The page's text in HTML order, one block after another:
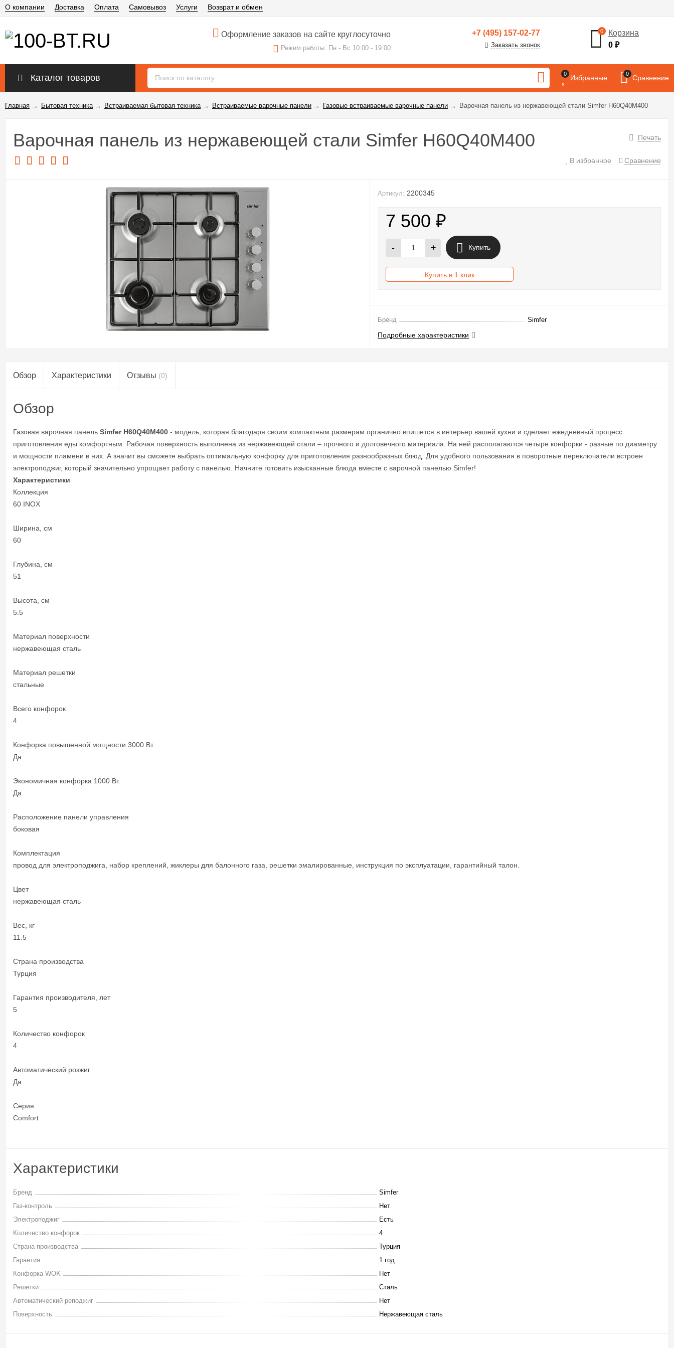
О компании Доставка Оплата Самовывоз Услуги Возврат и обмен
Оформление заказов на сайте круглосуточно
Режим работы: Пн - Вс 10:00 - 19:00
+7 (495) 157-02-77
Заказать звонок
0
Корзина
0₽
Каталог товаров 0 Избранные 0 Сравнение
Главная → Бытовая техника→ Встраиваемая бытовая техника→ Встраиваемые варочные панели → Газовые встраиваемые варочные панели → Варочная панель из нержавеющей стали Simfer H60Q40M400
Печать
Варочная панель из нержавеющей стали Simfer H60Q40M400
В избранное Сравнение
Артикул: 2200345
7 500₽
- + Купить
Купить в 1 клик
Бренд Simfer
Подробные характеристики
Обзор Характеристики Отзывы (0)
Обзор
Газовая варочная панель Simfer H60Q40M400 - модель, которая благодаря своим компактным размерам органично впишется в интерьер вашей кухни и сделает ежедневный процесс
приготовления еды комфортным. Рабочая поверхность выполнена из нержавеющей стали – прочного и долговечного материала. На ней располагаются четыре конфорки - разные по диаметру
и мощности пламени в них. А значит вы сможете выбрать оптимальную конфорку для приготовления разнообразных блюд. Для удобного пользования в поворотные переключатели встроен
электроподжиг, который значительно упрощает работу с панелью. Начните готовить изысканные блюда вместе с варочной панелью Simfer!
Характеристики
Коллекция
60 INOX
Ширина, см
60
Глубина, см
51
Высота, см
5.5
Материал поверхности
нержавеющая сталь
Материал решетки
стальные
Всего конфорок
4
Конфорка повышенной мощности 3000 Вт.
Да
Экономичная конфорка 1000 Вт.
Да
Расположение панели управления
боковая
Комплектация
провод для электроподжига, набор креплений, жиклеры для балонного газа, решетки эмалированные, инструкция по эксплуатации, гарантийный талон.
Цвет
нержавеющая сталь
Вес, кг
11.5
Страна производства
Турция
Гарантия производителя, лет
5
Количество конфорок
4
Автоматический розжиг
Да
Серия
Comfort
Характеристики
Бренд
Simfer
Газ-контроль
Нет
Электроподжиг
Есть
Количество конфорок
4
Страна производства
Турция
Гарантия
1 год
Конфорка WOK
Нет
Решетки
Сталь
Автоматический реподжиг
Нет
Поверхность
Нержавеющая сталь